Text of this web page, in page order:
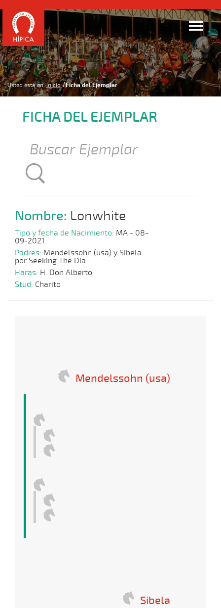
Usted está en: Inicio Ficha del Ejemplar
FICHA DEL EJEMPLAR
Nombre: Lonwhite
Tipo y fecha de Nacimiento: MA - 08-
09-2021
Padres: Mendelssohn (usa) y Sibela
por Seeking The Dia
Haras: H. Don Alberto
Stud: Charito
Mendelssohn (usa)
Sibela